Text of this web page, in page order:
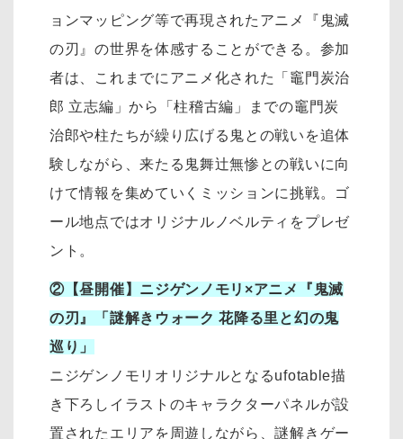
ョンマッピング等で再現されたアニメ『鬼滅
の刃』の世界を体感することができる。参加
者は、これまでにアニメ化された「竈門炭治
郎 立志編」から「柱稽古編」までの竈門炭
治郎や柱たちが繰り広げる鬼との戦いを追体
験しながら、来たる鬼舞辻󠄀無惨との戦いに向
けて情報を集めていくミッションに挑戦。ゴ
ール地点ではオリジナルノベルティをプレゼ
ント。
②【昼開催】ニジゲンノモリ×アニメ『鬼滅
の刃』「謎解きウォーク 花降る里と幻の鬼
巡り」
ニジゲンノモリオリジナルとなるufotable描
き下ろしイラストのキャラクターパネルが設
置されたエリアを周遊しながら、謎解きゲー